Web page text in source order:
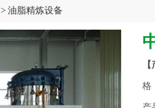
> 油脂精炼设备
格